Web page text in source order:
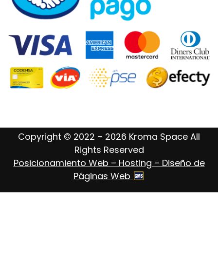
Copyright © 2022 – 2026 Kroma Space All
Rights Reserved
Posicionamiento Web – Hosting – Diseño de
Páginas Web